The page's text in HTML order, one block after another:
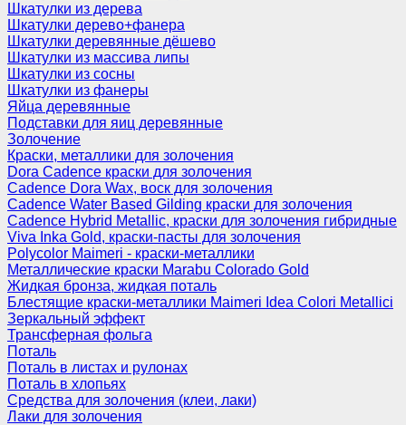
Шкатулки из дерева
Шкатулки дерево+фанера
Шкатулки деревянные дёшево
Шкатулки из массива липы
Шкатулки из сосны
Шкатулки из фанеры
Яйца деревянные
Подставки для яиц деревянные
Золочение
Краски, металлики для золочения
Dora Cadence краски для золочения
Cadence Dora Wax, воск для золочения
Cadence Water Based Gilding краски для золочения
Cadence Hybrid Metallic, краски для золочения гибридные
Viva Inka Gold, краски-пасты для золочения
Polycolor Maimeri - краски-металлики
Металлические краски Marabu Colorado Gold
Жидкая бронза, жидкая поталь
Блестящие краски-металлики Maimeri Idea Colori Metallici
Зеркальный эффект
Трансферная фольга
Поталь
Поталь в листах и рулонах
Поталь в хлопьях
Средства для золочения (клеи, лаки)
Лаки для золочения